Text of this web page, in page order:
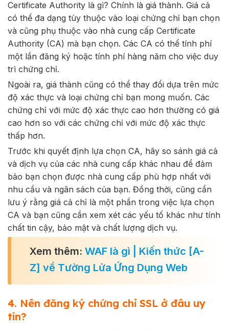
Certificate Authority là gì? Chính là giá thành. Giá cả
có thể đa dạng tùy thuộc vào loại chứng chỉ bạn chọn
và cũng phụ thuộc vào nhà cung cấp Certificate
Authority (CA) mà bạn chọn. Các CA có thể tính phí
một lần đăng ký hoặc tính phí hàng năm cho việc duy
trì chứng chỉ.
Ngoài ra, giá thành cũng có thể thay đổi dựa trên mức
độ xác thực và loại chứng chỉ bạn mong muốn. Các
chứng chỉ với mức độ xác thực cao hơn thường có giá
cao hơn so với các chứng chỉ với mức độ xác thực
thấp hơn.
Trước khi quyết định lựa chọn CA, hãy so sánh giá cả
và dịch vụ của các nhà cung cấp khác nhau để đảm
bảo bạn chọn được nhà cung cấp phù hợp nhất với
nhu cầu và ngân sách của bạn. Đồng thời, cũng cần
lưu ý rằng giá cả chỉ là một phần trong việc lựa chọn
CA và bạn cũng cần xem xét các yếu tố khác như tính
chất tin cậy, bảo mật và chất lượng dịch vụ.
Xem thêm: WAF là gì | Kiến thức [A-
Z] về Tường Lửa Ứng Dụng Web
4. Nên đăng ký chứng chỉ SSL ở đâu uy
tín?